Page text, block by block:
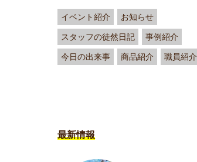
イベント紹介 お知らせ
スタッフの徒然日記 事例紹介
今日の出来事 商品紹介 職員紹介
最新情報